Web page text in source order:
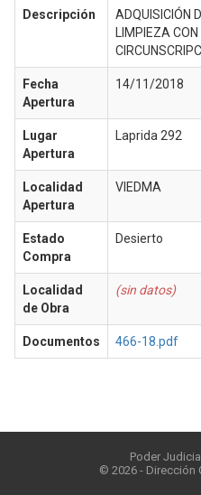
Descripción
ADQUISICIÓN
LIMPIEZA
Fecha
Apertura
14/11/2018
Lugar
Apertura
Laprida 292
Localidad
Apertura
VIEDMA
Estado
Compra
Desierto
Localidad
de Obra
(sin datos)
Documentos 466-18.pdf